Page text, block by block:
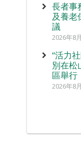
長者事
及養老
議
2026年8
“活力
別在松
區舉行
2026年8